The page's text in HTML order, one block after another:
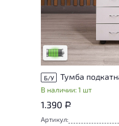
У товара присутствуют
следы эксплуатации,
удобство его
Низкая степень
Б/У
В наличии: 1 шт
1.390 Р
Артикул: